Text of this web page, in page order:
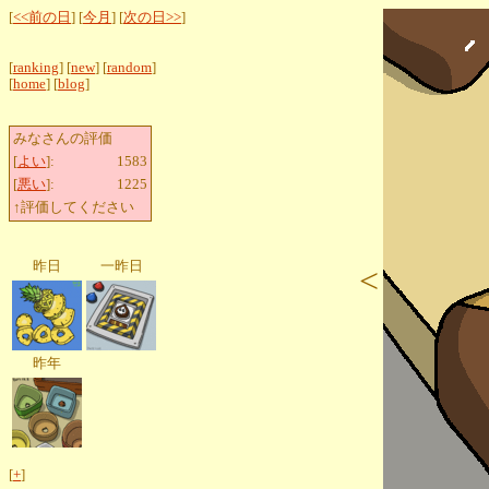
[<<前の日 ] [今月 ] [次の日>>]
[ranking] [new] [random]
[home] [blog]
みなさんの評価
[よい]:
1583
[悪い]:
1225
↑評価してください
昨日 一昨日
昨年
[+]
<